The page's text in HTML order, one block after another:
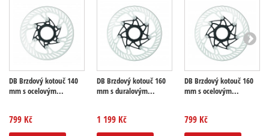
DB Brzdový kotouč 140
mm s ocelovým...
799 Kč
DB Brzdový kotouč 160
mm s duralovým...
1 199 Kč
DB Brzdový kotouč 160
mm s ocelovým...
799 Kč